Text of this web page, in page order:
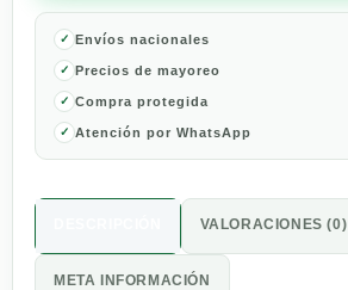
Raza
Pequeña
2
Kg
cantidad
Envíos nacionales
Precios de mayoreo
Compra protegida
Atención por WhatsApp
VALORACIONES (0)
META INFORMACIÓN